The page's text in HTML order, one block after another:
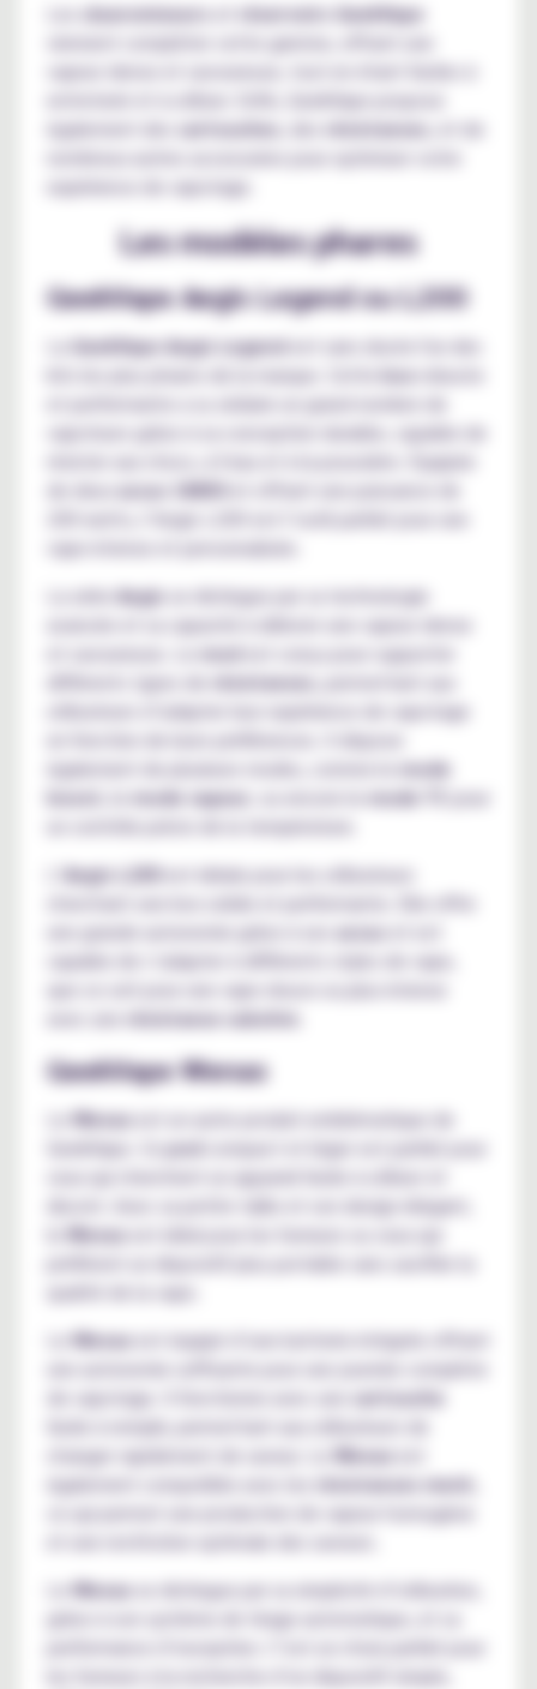
clearomiseurs
réservoirs GeekVape
viennent compléter cette gamme, offrant une
vapeur dense et savoureuse, tout en étant faciles à
entretenir et à utiliser. Enfin, GeekVape propose
également des
cartouches résistances
expérience de vapotage.
Les modèles phares
GeekVape Aegis Legend ou L200
GeekVape Aegis Legendest sans doute l'un des
kits les plus phares de la marque. Cette
box
et performante a su séduire un grand nombre de
vapoteurs grâce à sa conception durable, capable de
résister aux chocs, à l'eau et à la poussière. Équipée
accus 18650
200 watts, l’Aegis L200 est l’outil parfait pour une
vape intense et personnalisée.
La sérieAegis se distingue par sa technologie
avancée et sa capacité à délivrer une vapeur dense
mod
est conçu pour supporter
différents types de
résistances
utilisateurs d’adapter leur expérience de vapotage
en fonction de leurs préférences. Il dispose
également de plusieurs modes, comme le
mode
mode vapeur mode TC
pour
Aegis L200est idéale pour les utilisateurs
une grande autonomie grâce à ses
accus
capable de s’adapter à différents styles de vape,
que ce soit pour une vape douce ou plus intense
résistance subohm
GeekVape Wenax
LeWenaxest un autre produit emblématique de
pod
compact et léger est parfait pour
ceux qui cherchent un appareil facile à utiliser et
discret. Avec sa petite taille et son design élégant,
Wenax
LeWenaxest équipé d’une batterie intégrée offrant
une autonomie suffisante pour une journée complète
de vapotage. Il fonctionne avec une
cartouche
changer rapidement de saveur. Le
Wenax
également compatible avec les
résistances mesh
LeWenaxse distingue par sa simplicité d’utilisation,
grâce à son système de tirage automatique, et sa
performance d’exception. C’est un choix parfait pour
les fumeurs à la recherche d’un dispositif simple,